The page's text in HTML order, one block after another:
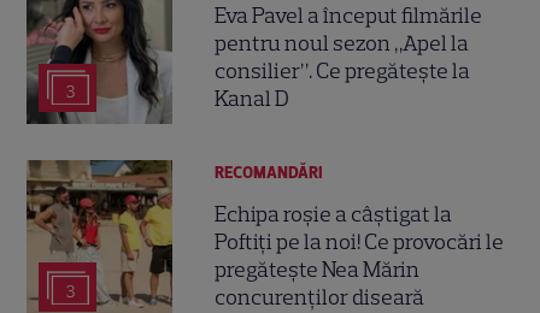
3
Eva Pavel a început filmările
pentru noul sezon „Apel la
consilier”. Ce pregătește la
Kanal D
3
RECOMANDĂRI
Echipa roșie a câștigat la
Poftiți pe la noi! Ce provocări le
pregătește Nea Mărin
concurenților diseară